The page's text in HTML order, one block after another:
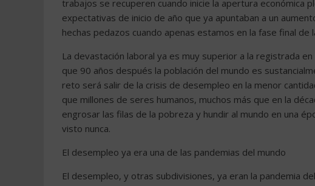
trabajos se recuperen cuando inicie la apertura económica
expectativas de inicio de año que ya apuntaban a un
hechas pedazos cuando apenas estamos en la fase final de
La devastación laboral ya es muy superior a la registrada
que 90 años después la población del mundo es
reto será salir de la crisis de desempleo en la menor
que millones de seres humanos, muchos más que en la
engrosar las filas de la pobreza y hundir al mundo en una
visto nunca.
El desempleo ya era una de las pandemias del mundo
El desempleo, y otras subdivisiones, ya eran la pandemia